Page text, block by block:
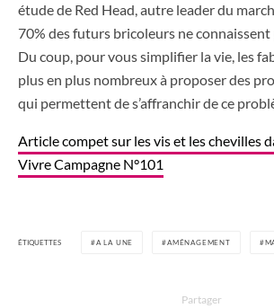
étude de Red Head, autre leader du
70% des futurs bricoleurs ne
Du coup, pour vous simplifier la vie, les
plus en plus nombreux à proposer des
qui permettent de s’affranchir de ce
Article compet sur les vis et les chevilles
Vivre Campagne N°101
ÉTIQUETTES A LA UNE AMÉNAGEMENT
Partager